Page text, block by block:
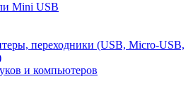
Mini USB
переходники (USB, Micro-USB,
и компьютеров